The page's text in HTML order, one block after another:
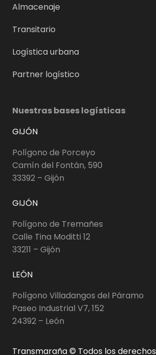
Almacenaje
Transitario
Logística urbana
Partner logístico
Nuestras bases logísticas
GIJÓN
Polígono de Porceyo
Camín del Fontán, 590
33392 – Gijón
GIJÓN
Polígono de Tremañes
Calle Tina Moditti 12
33211 – Gijón
LEÓN
Polígono Villadangos del Páramo
Paseo Industrial V7, 152
24392 – León
Transmaraña © Todos los